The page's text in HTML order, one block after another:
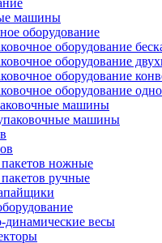
машины
оборудование
оборудование
оборудование
оборудование
оборудование
машины
машины
ножные
ручные
динамические весы